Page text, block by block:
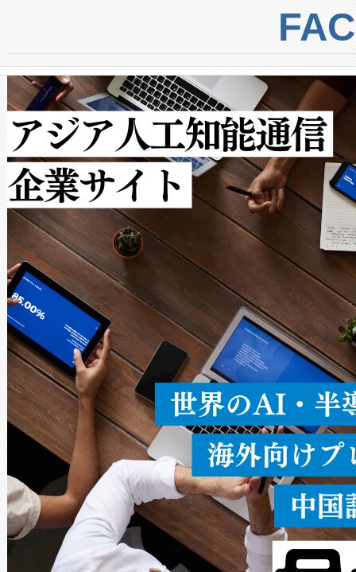
centers. Voltaiqは、ai&のAI
からシステム統合、試運転、
クルの各段階のデータを監視
[…]
トに対して約600メートルに
では、反射率10％のターゲッ
で向上し、最大検知距離は
ットだけで最大1キロメート
ルの変電所周囲を監視でき、
作業と点群処理を簡素化でき
Avia 2は、2種類のFOVオプシ
× 80°のノーマルモード、長
ードを切り替えて使用するこ
ることなく、単一のデバイス
うにします。遠距離まで届く
密度なスキャ […]